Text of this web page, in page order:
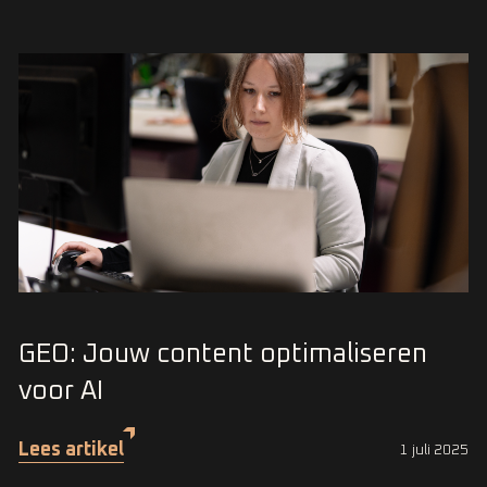
GEO: Jouw content optimaliseren
voor AI
Lees artikel 1 juli 2025